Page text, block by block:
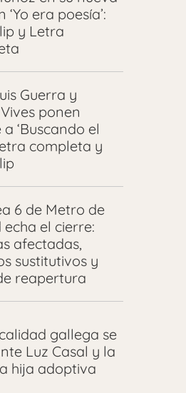
‘Yo era poesía’:
y Letra
Guerra y
ponen
‘Buscando el
completa y
6 de Metro de
el cierre:
afectadas,
sustitutivos y
reapertura
gallega se
Luz Casal y la
hija adoptiva